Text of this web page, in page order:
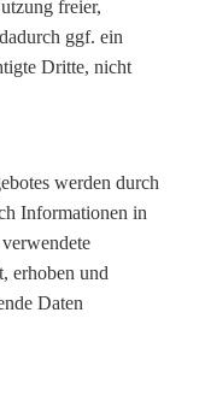
freier,
ggf. ein
Dritte, nicht
werden durch
Informationen in
erhoben und
Daten